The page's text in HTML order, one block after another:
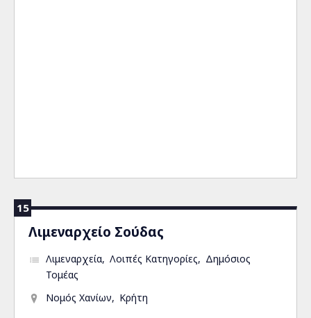
15
Λιμεναρχείο Σούδας
Λιμεναρχεία Λοιπές Κατηγορίες
Δημόσιος
Τομέας
Νομός Χανίων
Κρήτη